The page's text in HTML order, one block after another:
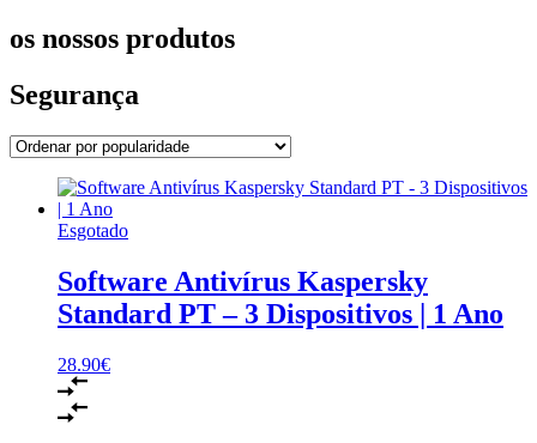
os nossos produtos
Segurança
Esgotado
Software Antivírus Kaspersky
Standard PT – 3 Dispositivos | 1 Ano
28.90€